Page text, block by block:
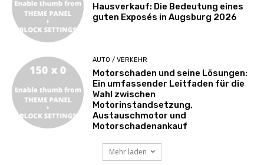
Hausverkauf: Die Bedeutung eines
guten Exposés in Augsburg 2026
AUTO / VERKEHR
Motorschaden und seine Lösungen:
Ein umfassender Leitfaden für die
Wahl zwischen
Motorinstandsetzung,
Austauschmotor und
Motorschadenankauf
Mehr laden